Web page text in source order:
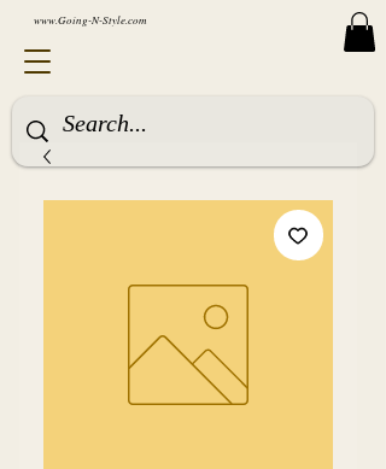
www.Going-N-Style.com